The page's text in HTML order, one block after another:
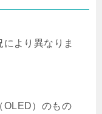
より異なりま
OLED）のもの